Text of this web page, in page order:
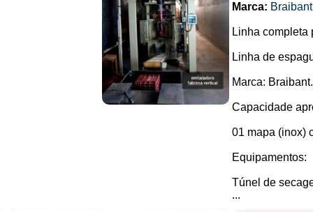
Marca:
Linha completa
Linha de
Marca: Braibant.
Capacidade
01 mapa (inox)
Equipamentos:
Túnel de
...